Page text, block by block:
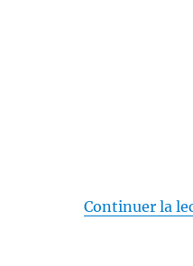
Continuer la